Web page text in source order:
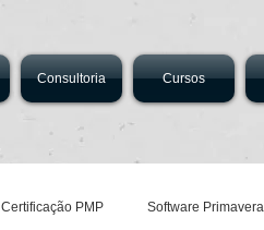
Consultoria Cursos
Certificação PMP Software Primavera